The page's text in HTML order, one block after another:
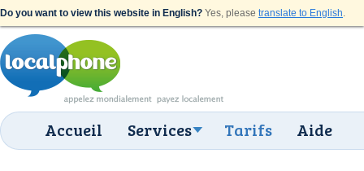
Do you want to view this website in English? Yes, please translate to English.
Accueil Services Tarifs Aide